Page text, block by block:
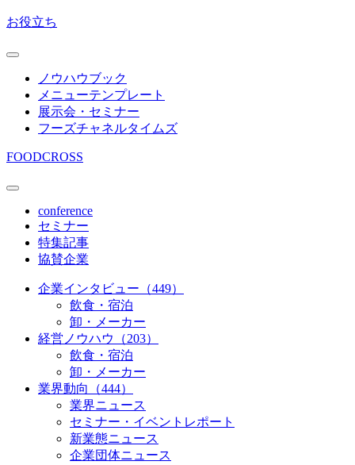
お役立ち
ノウハウブック
メニューテンプレート
展示会・セミナー
フーズチャネルタイムズ
FOODCROSS
conference
セミナー
特集記事
協賛企業
企業インタビュー（449）
飲食・宿泊
卸・メーカー
経営ノウハウ（203）
飲食・宿泊
卸・メーカー
業界動向（444）
業界ニュース
セミナー・イベントレポート
新業態ニュース
企業団体ニュース